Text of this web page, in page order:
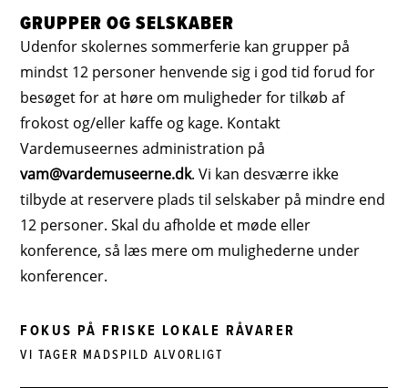
GRUPPER OG SELSKABER
Udenfor skolernes sommerferie kan grupper på
mindst 12 personer henvende sig i god tid forud for
besøget for at høre om muligheder for tilkøb af
frokost og/eller kaffe og kage. Kontakt
Vardemuseernes administration på
vam@vardemuseerne.dk. Vi kan desværre ikke
tilbyde at reservere plads til selskaber på mindre end
12 personer. Skal du afholde et møde eller
konference, så læs mere om mulighederne under
konferencer.
FOKUS PÅ FRISKE LOKALE RÅVARER
VI TAGER MADSPILD ALVORLIGT